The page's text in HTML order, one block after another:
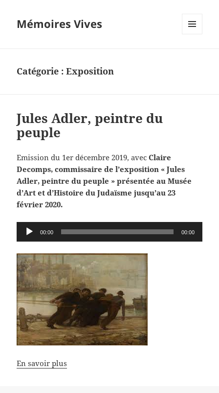
Mémoires Vives
Catégorie :Exposition
Jules Adler, peintre du
peuple
Emission du 1er décembre 2019, avecClaire
Decomps, commissaire de l’exposition « Jules
Adler, peintre du peuple » présentée au Musée
d’Art et d’Histoire du Judaïsme jusqu’au 23
février 2020.
Lecteur
audio
00:00 00:00
En savoir plus